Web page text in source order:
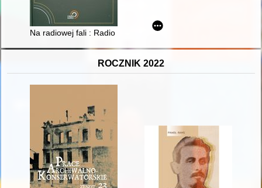
Na radiowej fali : Radio Łódź 1931-2021
ROCZNIK 2022